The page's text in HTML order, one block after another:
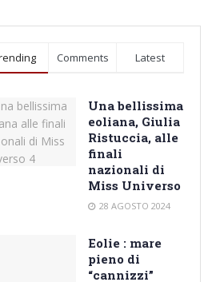
Comments Latest
Una bellissima
eoliana, Giulia
Ristuccia, alle
finali
nazionali di
Miss Universo
28 AGOSTO 2024
Eolie : mare
pieno di
“cannizzi”